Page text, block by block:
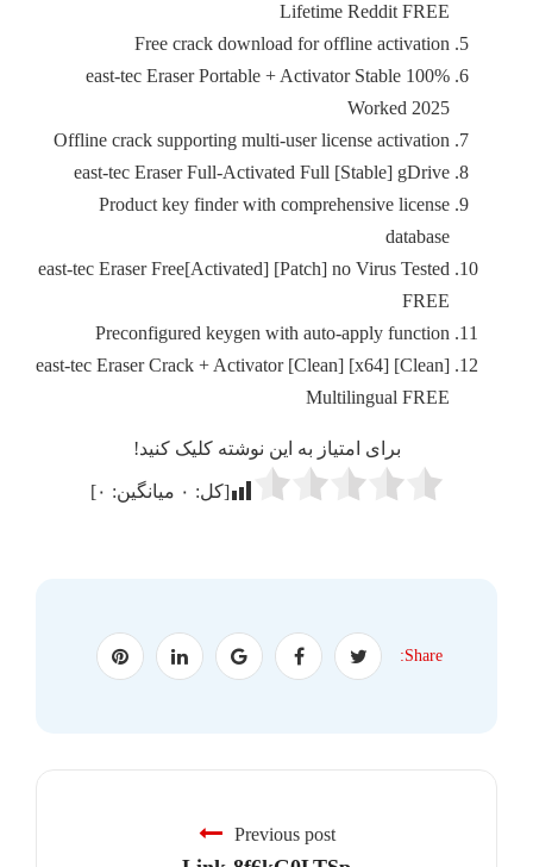
Lifetime Reddit FREE
Free crack download for offline activation
east-tec Eraser Portable + Activator Stable 100%
Worked 2025
Offline crack supporting multi-user license activation
east-tec Eraser Full-Activated Full [Stable] gDrive
Product key finder with comprehensive license
database
east-tec Eraser Free[Activated] [Patch] no Virus Tested
FREE
Preconfigured keygen with auto-apply function
east-tec Eraser Crack + Activator [Clean] [x64] [Clean]
Multilingual FREE
برای امتیاز به این نوشته کلیک کنید!
[کل: ۰ میانگین: ۰]
Share:
Previous post